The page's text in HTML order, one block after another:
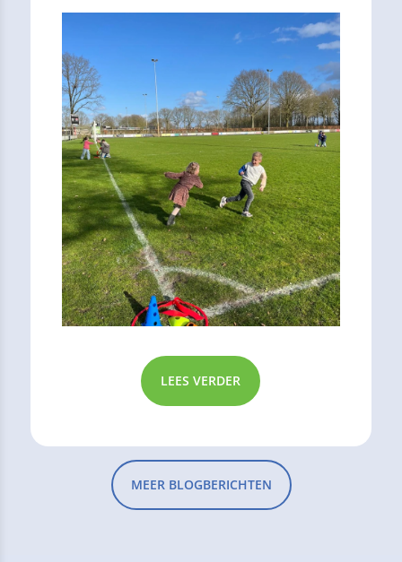
LEES VERDER
MEER BLOGBERICHTEN